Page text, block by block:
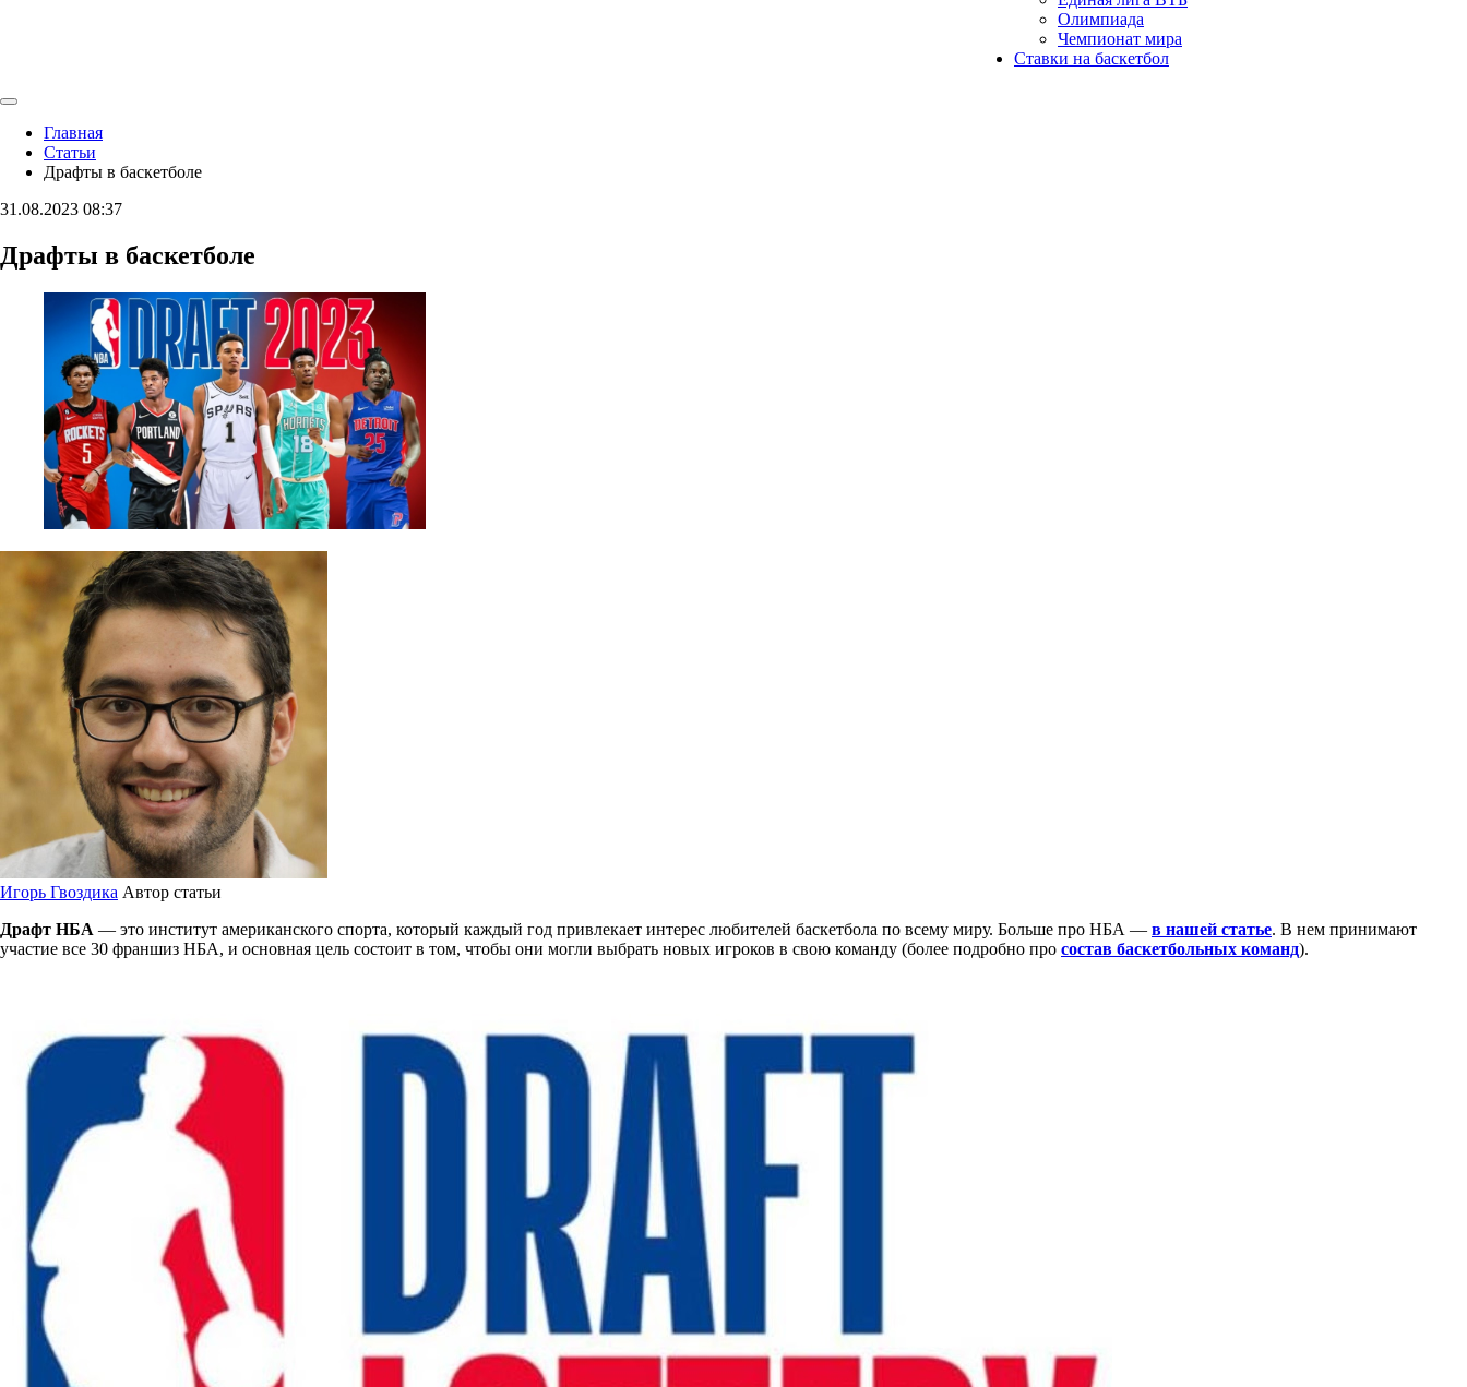
Олимпиада
Чемпионат мира
Ставки на баскетбол
Главная
Статьи
Драфты в баскетболе
31.08.2023 08:37
Драфты в баскетболе
Игорь Гвоздика Автор статьи
Драфт НБА — это институт американского спорта, который каждый год привлекает интерес любителей баскетбола по всему миру. Больше про НБА — в нашей статье. В нем принимают
участие все 30 франшиз НБА, и основная цель состоит в том, чтобы они могли выбрать новых игроков в свою команду (более подробно про состав баскетбольных команд).